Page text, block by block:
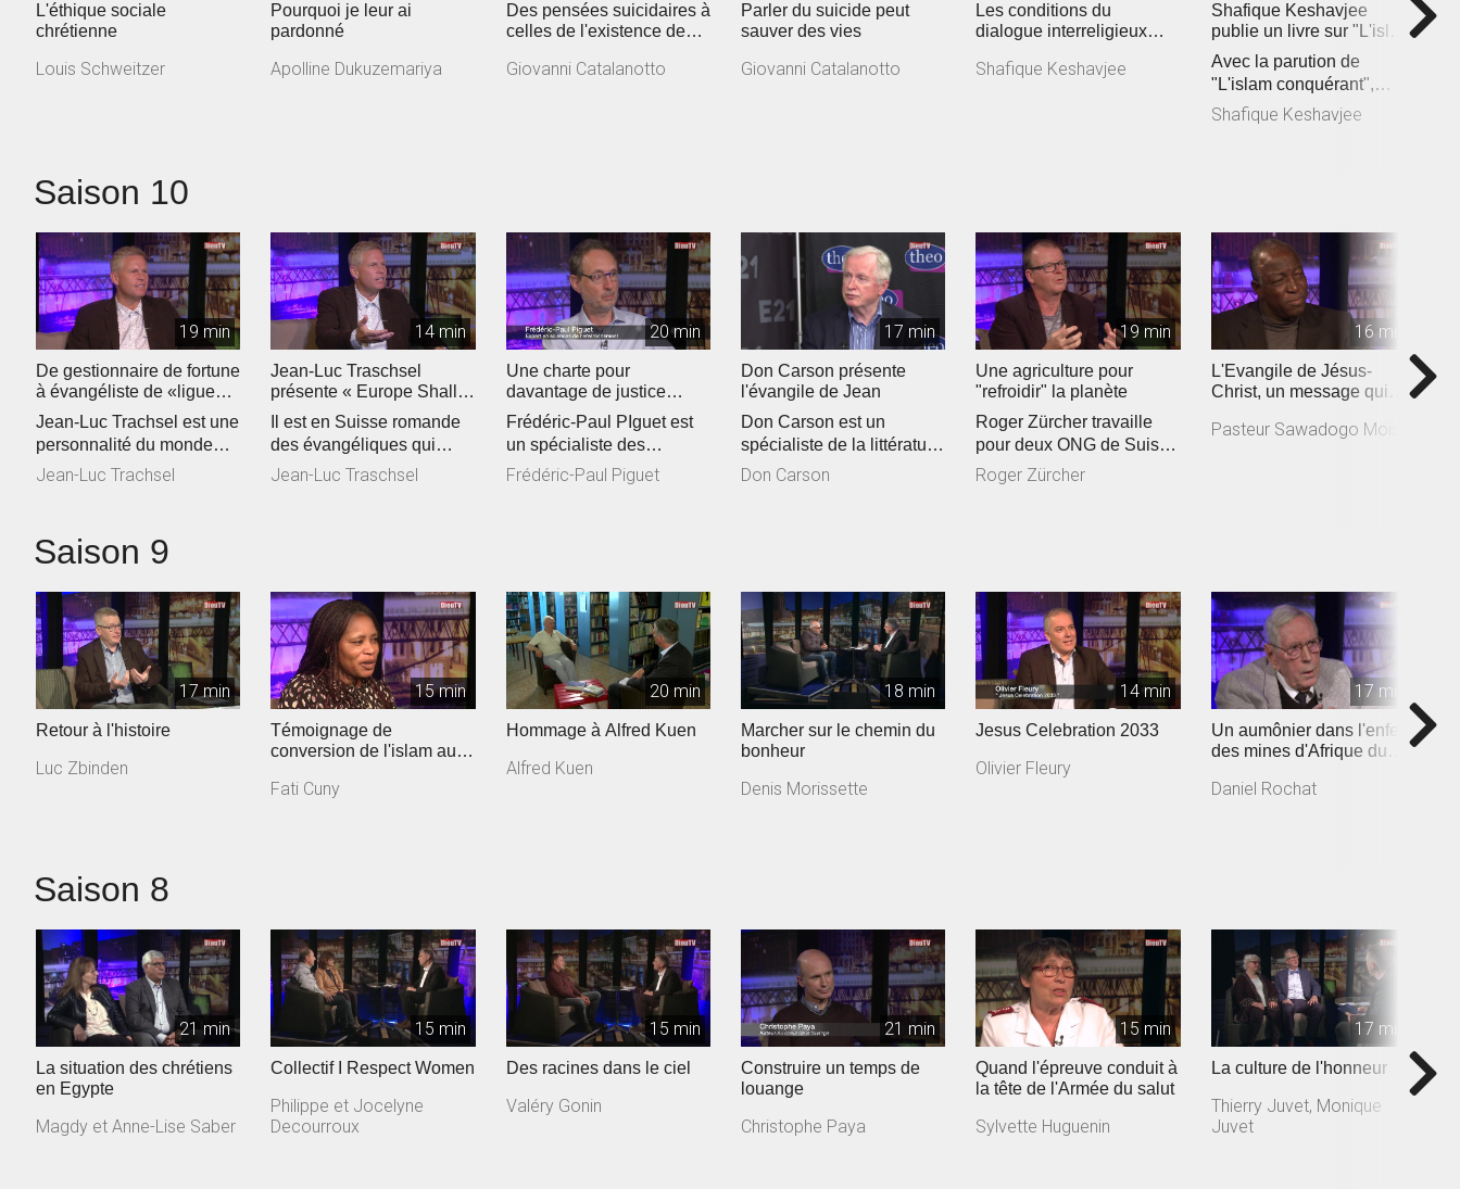
L'éthique sociale
chrétienne
Louis Schweitzer
Pourquoi je leur ai
pardonné
Apolline Dukuzemariya
Des pensées suicidaires à
celles de l'existence de
Giovanni Catalanotto
Parler du suicide peut
sauver des vies
Giovanni Catalanotto
Les conditions du
dialogue interreligieux
Shafique Keshavjee
Shafique Keshavjee
publie un livre sur "L'islam
conquérant" (2019)
Avec la parution de
"L'islam conquérant",
Shafique Keshavjee lance
un cri d’a...
Shafique Keshavjee
Saison 10
19 min
De gestionnaire de fortune
à évangéliste de «ligue
européenne"
Jean-Luc Trachsel est une
personnalité du monde
évangélique de Suisse
Jean-Luc Trachsel
14 min
Jean-Luc Traschsel
présente « Europe Shall
Be Saved »
Il est en Suisse romande
des évangéliques qui
voient grand. Jean-Luc
Jean-Luc Traschsel
20 min
Une charte pour
davantage de justice
climatique en Eglise
Frédéric-Paul PIguet est
un spécialiste des
questions
environnementales. Il a...
Frédéric-Paul Piguet
17 min
Don Carson présente
l'évangile de Jean
Don Carson est un
spécialiste de la littérature
du Nouveau Testament.
Don Carson
19 min
Une agriculture pour
"refroidir" la planète
Roger Zürcher travaille
pour deux ONG de Suisse
romande engagées
auprès des a...
Roger Zürcher
16 min
L'Evangile de Jésus-
Christ, un message qui
Pasteur Sawadogo Moïse
Saison 9
17 min
Retour à l'histoire
Luc Zbinden
15 min
Témoignage de
conversion de l'islam au
Fati Cuny
20 min
Hommage à Alfred Kuen
Alfred Kuen
18 min
Marcher sur le chemin du
bonheur
Denis Morissette
14 min
Jesus Celebration 2033
Olivier Fleury
17 min
Un aumônier dans l'enfer
des mines d'Afrique du
Daniel Rochat
Saison 8
21 min
La situation des chrétiens
en Egypte
Magdy et Anne-Lise Saber
15 min
Collectif I Respect Women
Philippe et Jocelyne
Decourroux
15 min
Des racines dans le ciel
Valéry Gonin
21 min
Construire un temps de
louange
Christophe Paya
15 min
Quand l'épreuve conduit à
la tête de l'Armée du salut
Sylvette Huguenin
17 min
La culture de l'honneur
Thierry Juvet, Monique
Juvet